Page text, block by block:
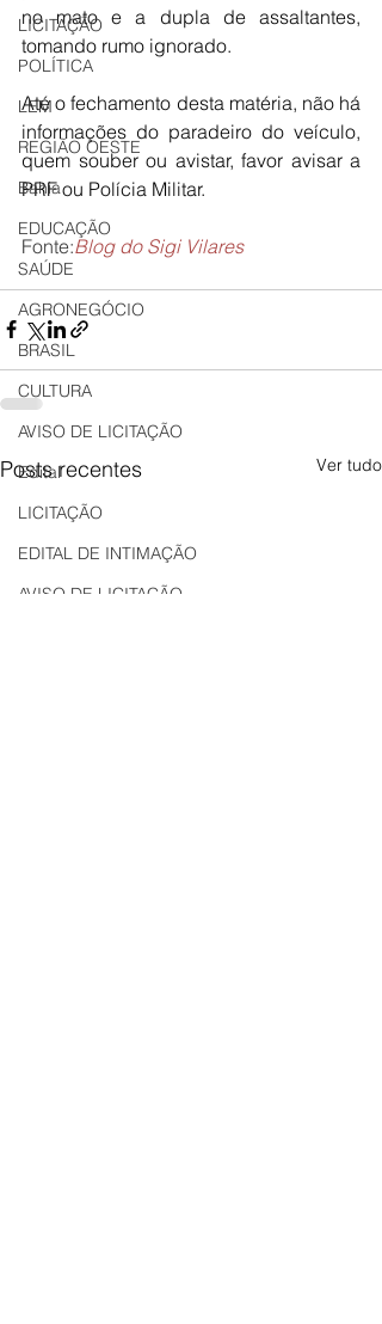
LICITAÇÃO
POLÍTICA
LEM
REGIÃO OESTE
Bahia
EDUCAÇÃO
SAÚDE
AGRONEGÓCIO
BRASIL
CULTURA
AVISO DE LICITAÇÃO
Edital
LICITAÇÃO
EDITAL DE INTIMAÇÃO
AVISO DE LICITAÇÃO
no mato e a dupla de assaltantes,
tomando rumo ignorado.
Até o fechamento desta matéria, não há
informações do paradeiro do veículo,
quem souber ou avistar, favor avisar a
PRF ou Polícia Militar.
Fonte:Blog do Sigi Vilares
Posts recentes Ver tudo